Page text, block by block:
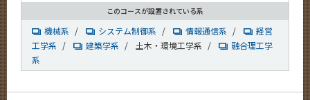
このコースが設置されている系
機械系 / システム制御系 / 情報通信系 /
経営
工学系 / 建築学系 / 土木・環境工学系 /
融合理工学
系